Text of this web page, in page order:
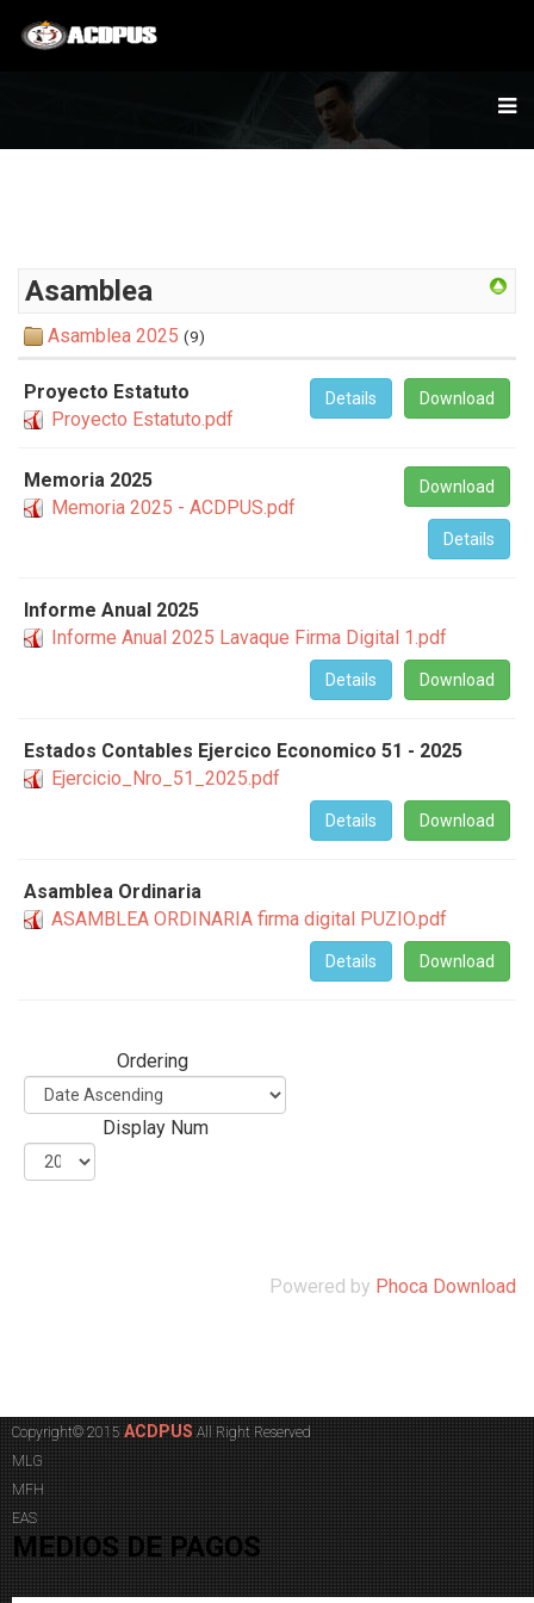
Asamblea
Asamblea 2025 (9)
Proyecto Estatuto
Proyecto Estatuto.pdf
Download
Details
Memoria 2025
Memoria 2025 - ACDPUS.pdf
Download
Details
Informe Anual 2025
Informe Anual 2025 Lavaque Firma Digital 1.pdf
Download
Details
Estados Contables Ejercico Economico 51 - 2025
Ejercicio_Nro_51_2025.pdf
Download
Details
Asamblea Ordinaria
ASAMBLEA ORDINARIA firma digital PUZIO.pdf
Download
Details
Ordering
Display Num
Powered by Phoca Download
Copyright© 2015 ACDPUS All Right Reserved
MLG
MFH
EAS
MEDIOS DE PAGOS